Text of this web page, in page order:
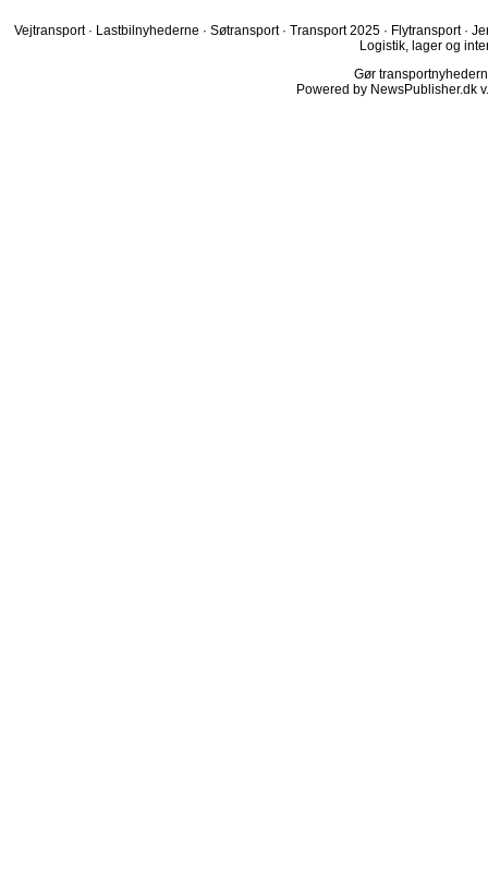
Vejtransport · Lastbilnyhederne · Søtransport · Transport 2025 · Flytransport ·
Logistik, lager og
Gør
Powered by NewsPublisher.dk